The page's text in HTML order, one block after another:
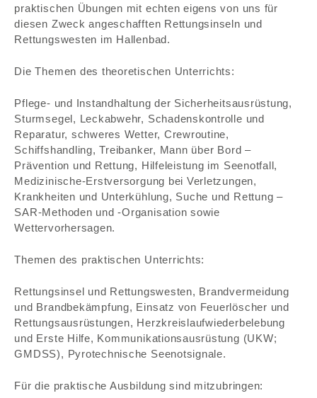
VERTRIEB/ WARTUNG & KUNDENDIENST
SOCIAL MEDIA
FUHRPARK
praktischen Übungen mit echten eigens von uns für
diesen Zweck angeschafften Rettungsinseln und
Rettungswesten im Hallenbad.
Die Themen des theoretischen Unterrichts:
Pflege- und Instandhaltung der Sicherheitsausrüstung,
Sturmsegel, Leckabwehr, Schadenskontrolle und
Reparatur, schweres Wetter, Crewroutine,
Schiffshandling, Treibanker, Mann über Bord –
Prävention und Rettung, Hilfeleistung im Seenotfall,
Medizinische-Erstversorgung bei Verletzungen,
Krankheiten und Unterkühlung, Suche und Rettung –
SAR-Methoden und -Organisation sowie
Wettervorhersagen.
Themen des praktischen Unterrichts:
Rettungsinsel und Rettungswesten, Brandvermeidung
und Brandbekämpfung, Einsatz von Feuerlöscher und
Rettungsausrüstungen, Herzkreislaufwiederbelebung
und Erste Hilfe, Kommunikationsausrüstung (UKW;
GMDSS), Pyrotechnische Seenotsignale.
Für die praktische Ausbildung sind mitzubringen: